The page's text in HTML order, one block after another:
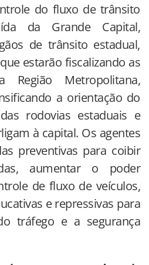
do fluxo de trânsito
da Grande Capital,
de trânsito estadual,
estarão fiscalizando as
Metropolitana,
a orientação do
rodovias estaduais e
à capital. Os agentes
preventivas para coibir
aumentar o poder
de fluxo de veículos,
e repressivas para
tráfego e a segurança